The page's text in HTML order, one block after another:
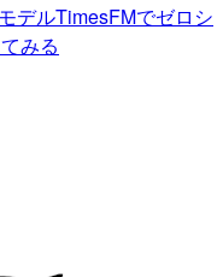
デルTimesFMでゼロシ
みる